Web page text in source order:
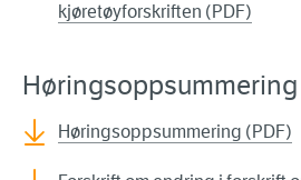
kjøretøyforskriften (PDF)
Høringsoppsummering
Høringsoppsummering (PDF)